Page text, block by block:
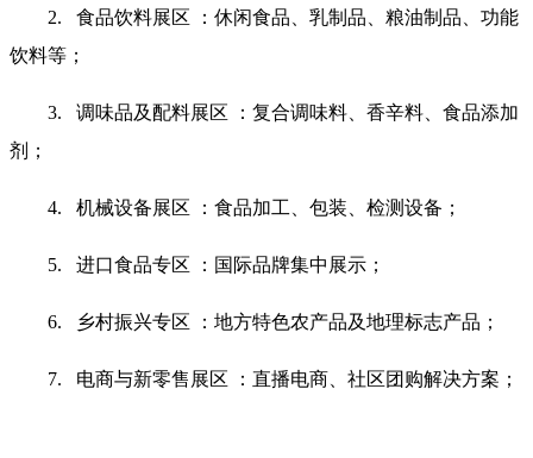
2. 食品饮料展区 ：休闲食品、乳制品、粮油制品、功能
饮料等；
3. 调味品及配料展区 ：复合调味料、香辛料、食品添加
剂；
4. 机械设备展区 ：食品加工、包装、检测设备；
5. 进口食品专区 ：国际品牌集中展示；
6. 乡村振兴专区 ：地方特色农产品及地理标志产品；
7. 电商与新零售展区 ：直播电商、社区团购解决方案；